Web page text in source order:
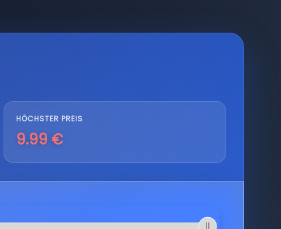
HÖCHSTER PREIS
9.99 €